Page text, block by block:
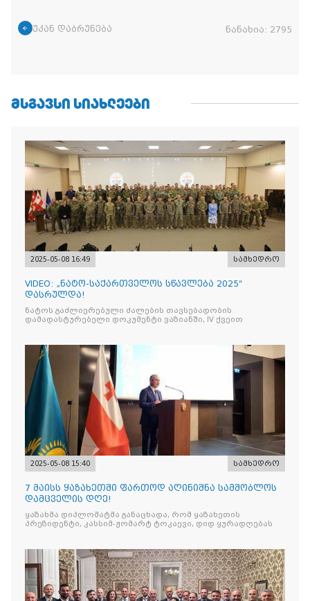
უკან დაბრუნება ნანახია: 2795
ᲛᲡᲒᲐᲕᲡᲘ ᲡᲘᲐᲮᲚᲔᲔᲑᲘ
2025-05-08 16:49 სამხედრო
VIDEO: „ნატო-საქართველოს სწავლება 2025“
დასრულდა!
ნატოს გაძლიერებული ძალების თავსებადობის
დამადასტურებელი დოკუმენტი ვაზიანში, IV ქვეით
2025-05-08 15:40 სამხედრო
7 მაისს ყაზახეთში ფართოდ აღინიშნა სამშობლოს
დამცველის დღე!
ყაზახმა დიპლომატმა განაცხადა, რომ ყაზახეთის
პრეზიდენტი, კასსიმ-ჟომარტ ტოკაევი, დიდ ყურადღებას